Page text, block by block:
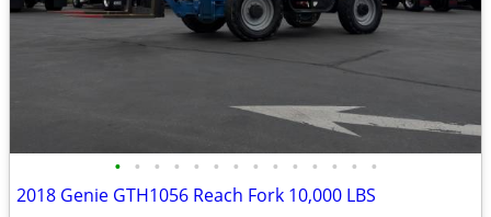
• • • • • • • • • • • • • •
2018 Genie GTH1056 Reach Fork 10,000 LBS